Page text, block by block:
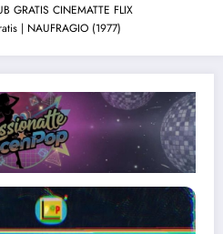
GRATIS CINEMATTE FLIX
| NAUFRAGIO (1977)